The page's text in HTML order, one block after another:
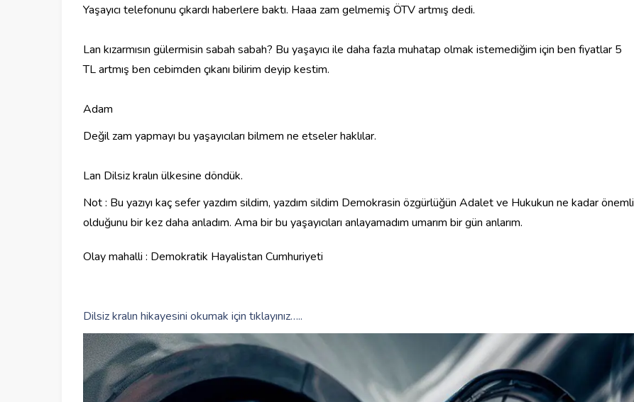
Yaşayıcı telefonunu çıkardı haberlere baktı. Haaa zam gelmemiş ÖTV artmış dedi.
Lan kızarmısın gülermisin sabah sabah? Bu yaşayıcı ile daha fazla muhatap olmak istemediğim için ben fiyatlar 5
TL artmış ben cebimden çıkanı bilirim deyip kestim.
Adam
Değil zam yapmayı bu yaşayıcıları bilmem ne etseler haklılar.
Lan Dilsiz kralın ülkesine döndük.
Not : Bu yazıyı kaç sefer yazdım sildim, yazdım sildim Demokrasin özgürlüğün Adalet ve Hukukun ne kadar önemli
olduğunu bir kez daha anladım. Ama bir bu yaşayıcıları anlayamadım umarım bir gün anlarım.
Olay mahalli : Demokratik Hayalistan Cumhuriyeti
Dilsiz kralın hikayesini okumak için tıklayınız…..